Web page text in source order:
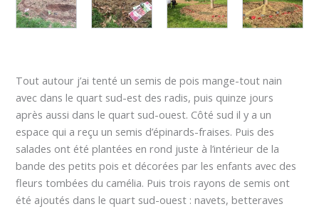
Tout autour j’ai tenté un semis de pois mange-tout nain
avec dans le quart sud-est des radis, puis quinze jours
après aussi dans le quart sud-ouest. Côté sud il y a un
espace qui a reçu un semis d’épinards-fraises. Puis des
salades ont été plantées en rond juste à l’intérieur de la
bande des petits pois et décorées par les enfants avec des
fleurs tombées du camélia. Puis trois rayons de semis ont
été ajoutés dans le quart sud-ouest : navets, betteraves